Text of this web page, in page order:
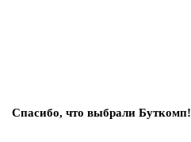
Спасибо, что выбрали Буткомп!